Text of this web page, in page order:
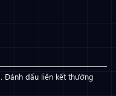
. Đánh dấu liên kết thường